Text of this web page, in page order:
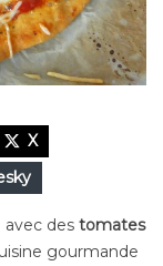
X
avec des tomates
gourmande